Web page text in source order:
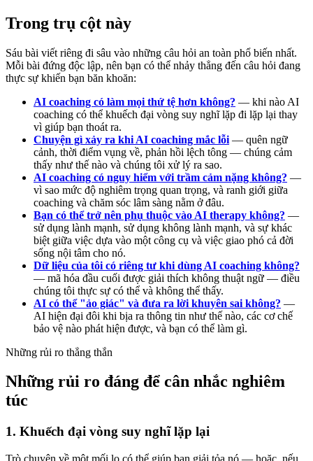
Trong trụ cột này
Sáu bài viết riêng đi sâu vào những câu hỏi an toàn phổ biến nhất.
Mỗi bài đứng độc lập, nên bạn có thể nhảy thẳng đến câu hỏi đang
thực sự khiến bạn băn khoăn:
AI coaching có làm mọi thứ tệ hơn không? — khi nào AI
coaching có thể khuếch đại vòng suy nghĩ lặp đi lặp lại thay
vì giúp bạn thoát ra.
Chuyện gì xảy ra khi AI coaching mắc lỗi — quên ngữ
cảnh, thời điểm vụng về, phản hồi lệch tông — chúng cảm
thấy như thế nào và chúng tôi xử lý ra sao.
AI coaching có nguy hiểm với trầm cảm nặng không? —
vì sao mức độ nghiêm trọng quan trọng, và ranh giới giữa
coaching và chăm sóc lâm sàng nằm ở đâu.
Bạn có thể trở nên phụ thuộc vào AI therapy không? —
sử dụng lành mạnh, sử dụng không lành mạnh, và sự khác
biệt giữa việc dựa vào một công cụ và việc giao phó cả đời
sống nội tâm cho nó.
Dữ liệu của tôi có riêng tư khi dùng AI coaching không?
— mã hóa đầu cuối được giải thích không thuật ngữ — điều
chúng tôi thực sự có thể và không thể thấy.
AI có thể "ảo giác" và đưa ra lời khuyên sai không? —
AI hiện đại đôi khi bịa ra thông tin như thế nào, các cơ chế
bảo vệ nào phát hiện được, và bạn có thể làm gì.
Những rủi ro thẳng thắn
Những rủi ro đáng để cân nhắc nghiêm
túc
1. Khuếch đại vòng suy nghĩ lặp lại
Trò chuyện về một mối lo có thể giúp bạn giải tỏa nó — hoặc, nếu